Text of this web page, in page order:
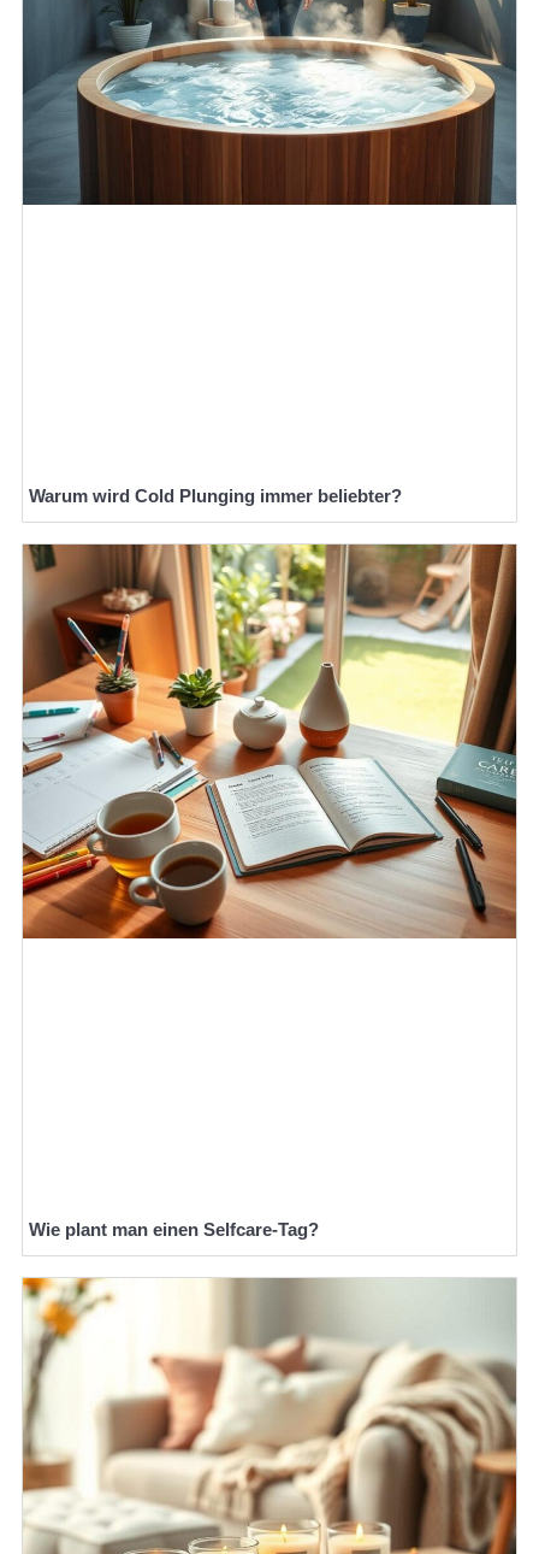
Warum wird Cold Plunging immer beliebter?
Wie plant man einen Selfcare-Tag?